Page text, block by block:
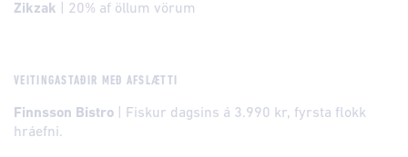
Zikzak | 20% af öllum vörum
VEITINGASTAÐIR MEÐ AFSLÆTTI
Finnsson Bistro | Fiskur dagsins á 3.990 kr, fyrsta flokk
hráefni.